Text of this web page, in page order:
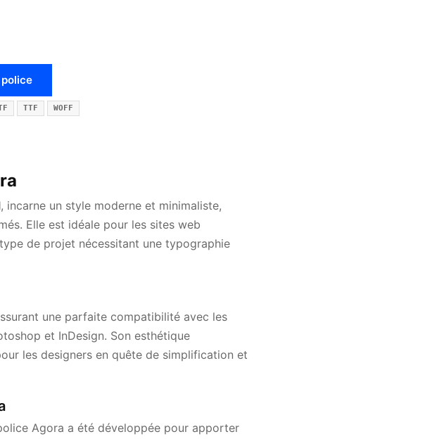
TTF WOFF
un style moderne et minimaliste,
Elle est idéale pour les sites web
de projet nécessitant une typographie
une parfaite compatibilité avec les
et InDesign. Son esthétique
les designers en quête de simplification et
Agora a été développée pour apporter